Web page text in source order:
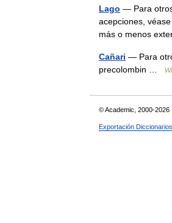
Lago — Para
acepciones,
más o menos
Cañari — Para
precolombin …
© Academic, 2000-2026
Exportación Diccionarios